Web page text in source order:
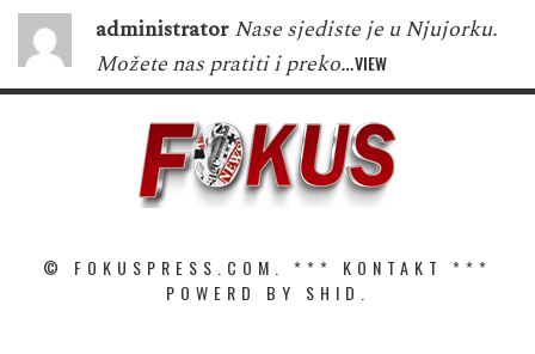
administrator Nase sjediste je u Njujorku.
Možete nas pratiti i preko…VIEW
© FOKUSPRESS.COM. *** KONTAKT
***
POWERD BY SHID.